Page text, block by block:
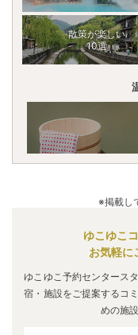
散策が楽しい
10選
※掲載し
ゆこゆこ
お気軽に
ゆこゆこ予約センタース
宿・施設をご提案するコ
めの施